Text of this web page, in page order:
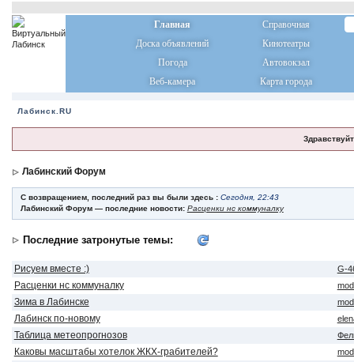
Главная
Справочная
Доска объявлений
Кинотеатры
Погода
Автовокзал
Веб-камера
Карта города
Лабинск.RU
Лабинский Форум
С возвращением, последний раз вы были здесь : Сегодня, 22:43
Лабинский Форум — последние новости: Расценки нс коммуналку
Последние затронутые темы:
Рисуем вместе :) G-
Расценки нс коммуналку
Зима в Лабинске
Лабинск по-новому
Таблица метеопрогнозов
Каковы масштабы хотелок ЖКХ-грабителей?